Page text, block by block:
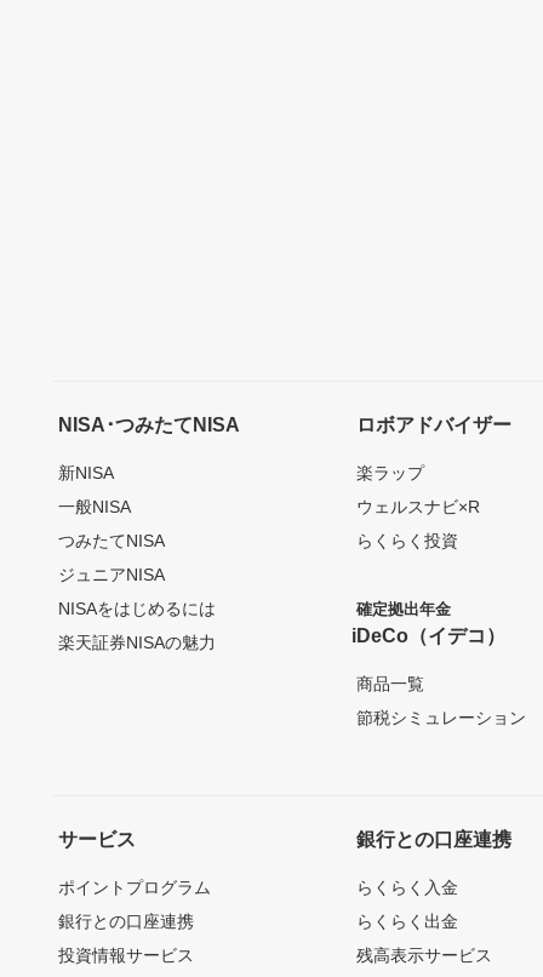
NISA･つみたてNISA
新NISA
一般NISA
つみたてNISA
ジュニアNISA
NISAをはじめるには
楽天証券NISAの魅力
ロボアドバイザー
楽ラップ
ウェルスナビ×R
らくらく投資
確定拠出年金
iDeCo（イデコ）
商品一覧
節税シミュレーション
サービス
ポイントプログラム
銀行との口座連携
投資情報サービス
銀行との口座連携
らくらく入金
らくらく出金
残高表示サービス